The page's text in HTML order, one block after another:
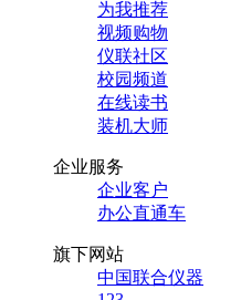
为我推荐
视频购物
仪联社区
校园频道
在线读书
装机大师
企业服务
企业客户
办公直通车
旗下网站
中国联合仪器